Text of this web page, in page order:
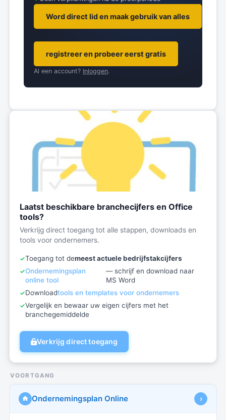
Word direct lid en maak gebruik van alles
registreer en probeer eerst gratis
Al een account? Inloggen.
Laatst beschikbare branchecijfers en Office
tools?
Verkrijg direct toegang tot alle stappen, downloads en
tools voor ondernemers.
Toegang tot demeest actuele bedrijfstakcijfers
Ondernemingsplan
online tool
— schrijf en download naar
MS Word
Downloadtools en templates voor ondernemers
Vergelijk en bewaar uw eigen cijfers met het
branchegemiddelde
Verkrijg direct toegang
VOORTGANG
Ondernemingsplan Online ›